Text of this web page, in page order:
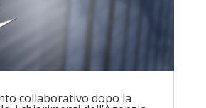
collaborativo dopo la